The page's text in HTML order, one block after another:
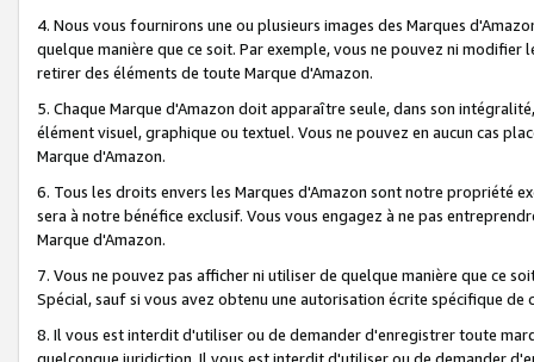
4. Nous vous fournirons une ou plusieurs images des Marques
quelque manière que ce soit. Par exemple, vous ne pouvez ni
retirer des éléments de toute Marque d'Amazon.
5. Chaque Marque d'Amazon doit apparaître seule, dans son
élément visuel, graphique ou textuel. Vous ne pouvez en aucun cas
Marque d'Amazon.
6. Tous les droits envers les Marques d'Amazon sont notre propriété
sera à notre bénéfice exclusif. Vous vous engagez à ne pas
Marque d'Amazon.
7. Vous ne pouvez pas afficher ni utiliser de quelque manière que ce
Spécial, sauf si vous avez obtenu une autorisation écrite spécifique de
8. Il vous est interdit d'utiliser ou de demander d'enregistrer toute
quelconque juridiction. Il vous est interdit d'utiliser ou de demander